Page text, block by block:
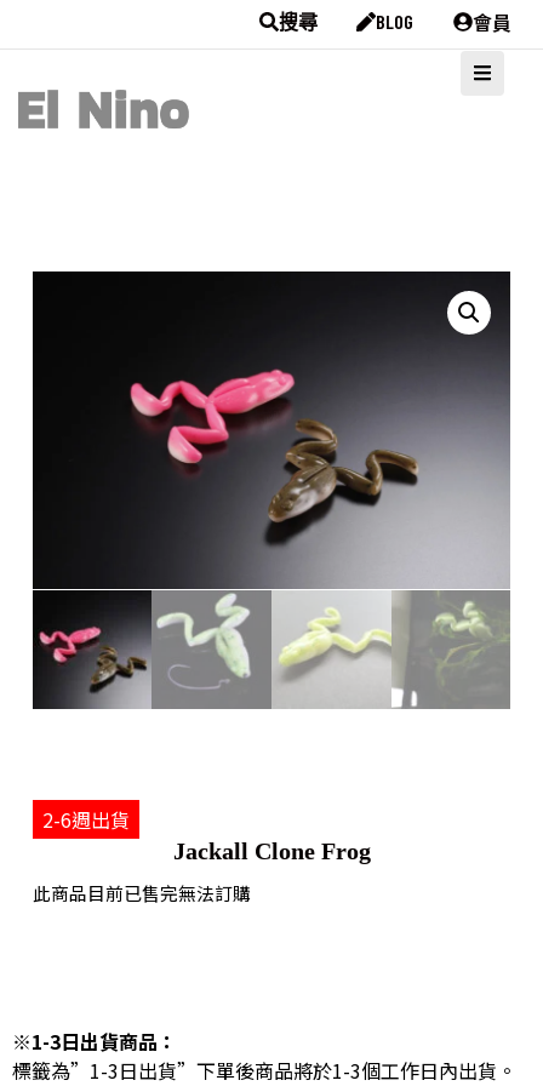
搜尋 BLOG 會員
2-6週出貨
Jackall Clone Frog
此商品目前已售完無法訂購
※1-3日出貨商品：
標籤為”1-3日出貨”下單後商品將於1-3個工作日內出貨。